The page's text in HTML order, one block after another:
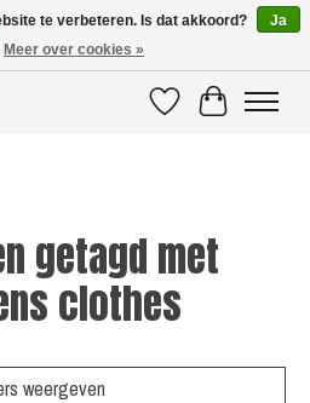
VerlanglijstWinkelwagen
getagd met
clothes
weergeven
te verbeteren. Is dat akkoord?
Ja
Meer over cookies »